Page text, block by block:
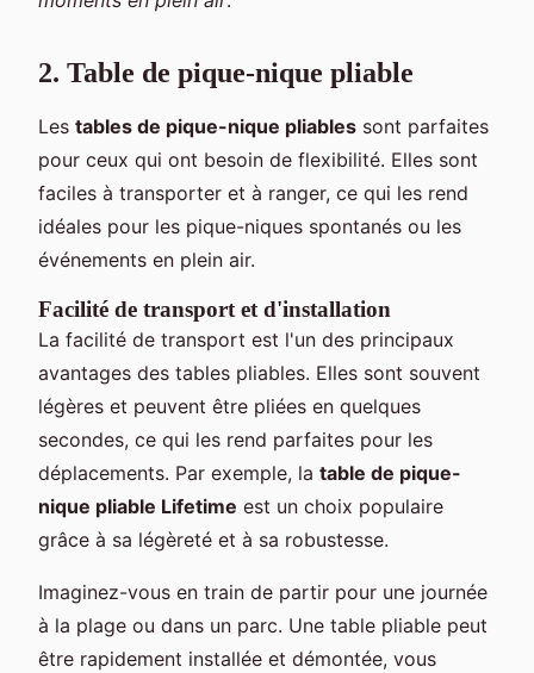
2. Table de pique-nique pliable
Les tables de pique-nique pliables sont parfaites
pour ceux qui ont besoin de flexibilité. Elles sont
faciles à transporter et à ranger, ce qui les rend
idéales pour les pique-niques spontanés ou les
événements en plein air.
Facilité de transport et d'installation
La facilité de transport est l'un des principaux
avantages des tables pliables. Elles sont souvent
légères et peuvent être pliées en quelques
secondes, ce qui les rend parfaites pour les
déplacements. Par exemple, la table de pique-
nique pliable Lifetime est un choix populaire
grâce à sa légèreté et à sa robustesse.
Imaginez-vous en train de partir pour une journée
à la plage ou dans un parc. Une table pliable peut
être rapidement installée et démontée, vous